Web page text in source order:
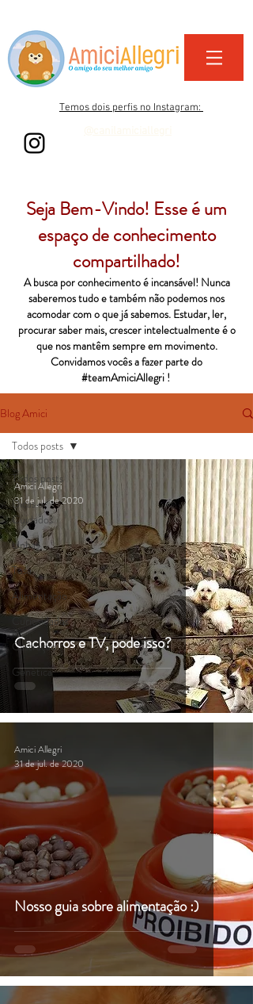
Temos dois perfis no Instagram:
Seja Bem-Vindo! Esse é um
espaço de conhecimento
compartilhado!
A busca por conhecimento é incansável! Nunca
saberemos tudo e também não podemos nos
acomodar com o que já sabemos. Estudar, ler,
procurar saber mais, crescer intelectualmente é o
que nos mantêm sempre em movimento.
Convidamos vocês a fazer parte do
#teamAmiciAllegri !
Blog Amici
Todos posts
Dicas e
Cuidados
Unhas
Tosa
Alimentação
Curiosidades
Castração
Genética
Todos posts
Cachorros e TV, pode isso?
Amici Allegri
31 de jul. de 2020
Nosso guia sobre alimentação :)
Amici Allegri
31 de jul. de 2020